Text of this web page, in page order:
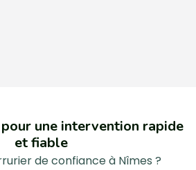
une intervention rapide
et fiable
de confiance à Nîmes ?